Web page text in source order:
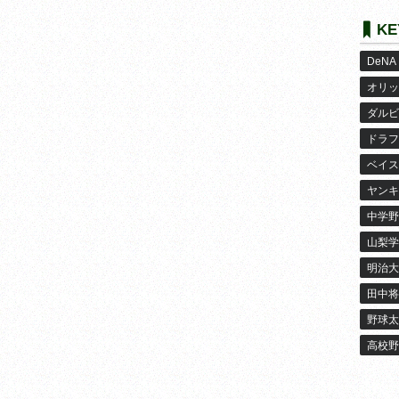
DeNA
オリ
ダル
ドラ
ベイ
ヤン
中学
山梨
明治大
田中
野球
高校